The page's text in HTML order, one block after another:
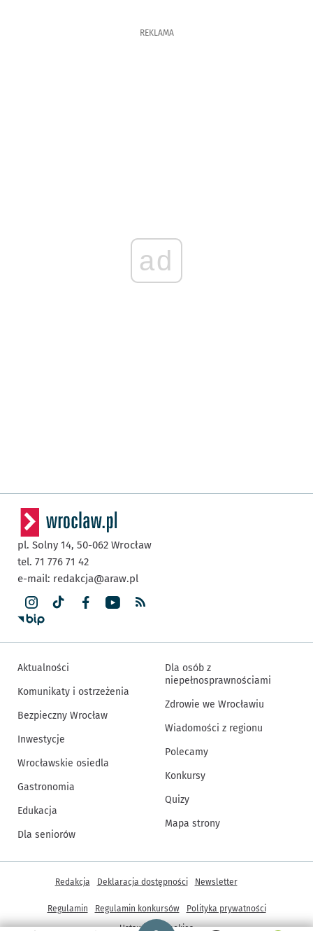
REKLAMA
ad
Strona główna - wroclaw.pl
pl. Solny 14, 50-062 Wrocław
tel. 71 776 71 42
e-mail: redakcja@araw.pl
Aktualności
Komunikaty i ostrzeżenia
Bezpieczny Wrocław
Inwestycje
Wrocławskie osiedla
Gastronomia
Edukacja
Dla seniorów
Dla osób z
niepełnosprawnościami
Zdrowie we Wrocławiu
Wiadomości z regionu
Polecamy
Konkursy
Quizy
Mapa strony
Inne informacje
Redakcja Deklaracja dostępności Newsletter
Regulamin Regulamin konkursów
Polityka prywatności
Ustawienia cookies